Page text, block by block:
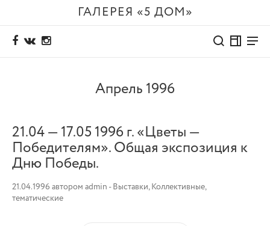
ГАЛЕРЕЯ «5 ДОМ»
Апрель 1996
21.04 — 17.05 1996 г. «Цветы —
Победителям». Общая экспозиция к
Дню Победы.
21.04.1996 автором admin -Выставки,Коллективные,
тематические